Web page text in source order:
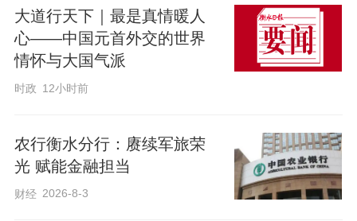
大道行天下｜最是真情暖人
心——中国元首外交的世界
情怀与大国气派
时政 12小时前
农行衡水分行：赓续军旅荣
光 赋能金融担当
财经 2026-8-3